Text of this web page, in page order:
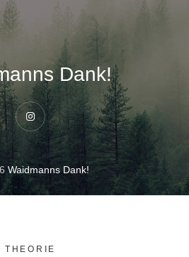
Dank!
Instagram
Waidmanns Dank!
THEORIE